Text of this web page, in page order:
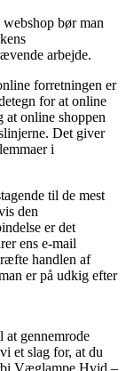
bør man
arbejde.
forretningen er
for at online
at online shoppen
Det giver
i
til de mest
den
er det
ens e-mail
handlen af
er på udkig efter
gennemrode
et slag for, at du
Væglampe Hvid –